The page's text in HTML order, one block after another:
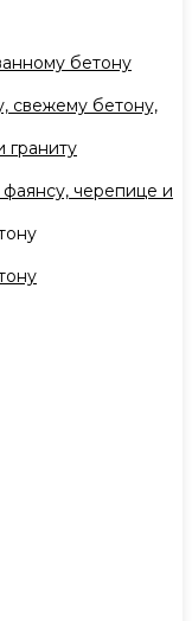
бетону
свежему бетону,
граниту
черепице и